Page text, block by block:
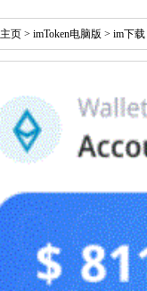
主页 > imToken电脑版 > im下载